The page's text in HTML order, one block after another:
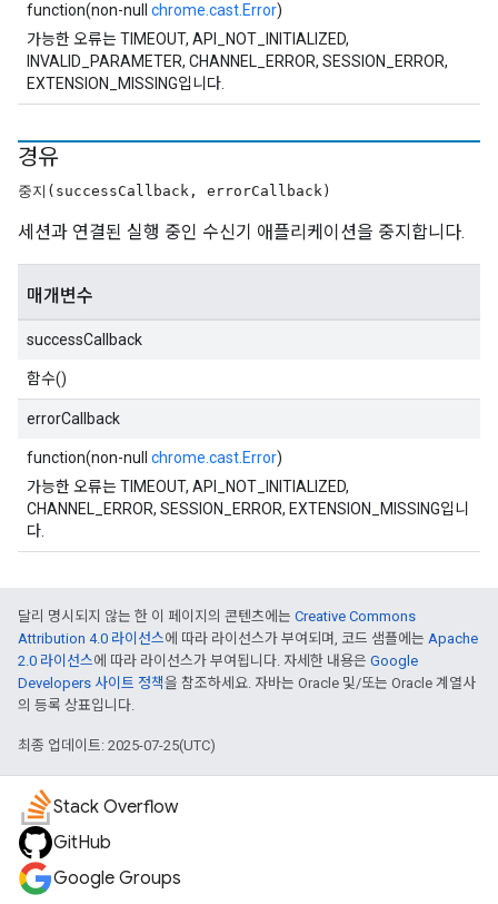
function(non-null chrome.cast.Error)
가능한 오류는 TIMEOUT, API_NOT_INITIALIZED,
INVALID_PARAMETER, CHANNEL_ERROR, SESSION_ERROR,
EXTENSION_MISSING입니다.
경유
중지(successCallback, errorCallback)
세션과 연결된 실행 중인 수신기 애플리케이션을 중지합니다.
매개변수
successCallback
함수()
errorCallback
function(non-null chrome.cast.Error)
가능한 오류는 TIMEOUT, API_NOT_INITIALIZED,
CHANNEL_ERROR, SESSION_ERROR, EXTENSION_MISSING입니
다.
달리 명시되지 않는 한 이 페이지의 콘텐츠에는 Creative Commons
Attribution 4.0 라이선스에 따라 라이선스가 부여되며, 코드 샘플에는 Apache
2.0 라이선스에 따라 라이선스가 부여됩니다. 자세한 내용은 Google
Developers 사이트 정책을 참조하세요. 자바는 Oracle 및/또는 Oracle 계열사
의 등록 상표입니다.
최종 업데이트: 2025-07-25(UTC)
Stack Overflow
GitHub
Google Groups